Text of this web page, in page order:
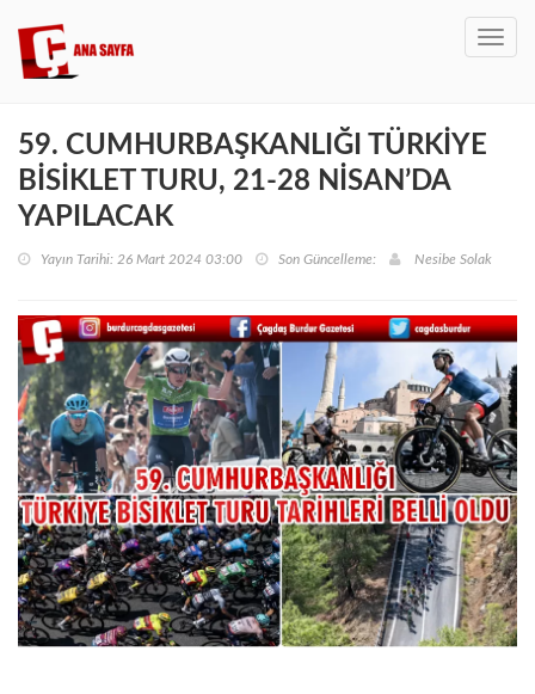
59. CUMHURBAŞKANLIĞI TÜRKİYE
BİSİKLET TURU, 21-28 NİSAN’DA
YAPILACAK
Yayın Tarihi: 26 Mart 2024 03:00 Son Güncelleme: Nesibe Solak